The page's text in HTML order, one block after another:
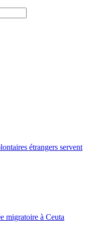
étrangers servent
migratoire à Ceuta